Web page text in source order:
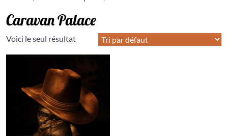
Caravan Palace
Voici le seul résultat